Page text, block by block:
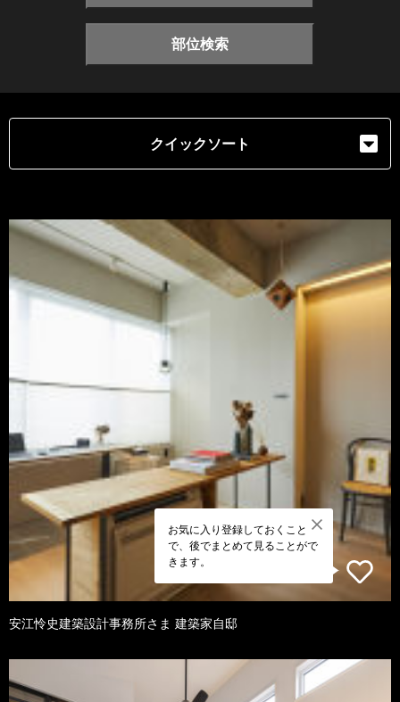
部位検索
クイックソート
お気に入り登録しておくこと
で、後でまとめて見ることがで
きます。
安江怜史建築設計事務所さま 建築家自邸